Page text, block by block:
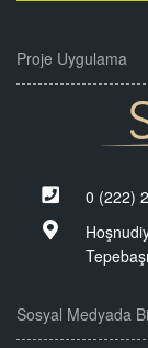
Proje Uygulama
0 (222)
Sosyal Medyada